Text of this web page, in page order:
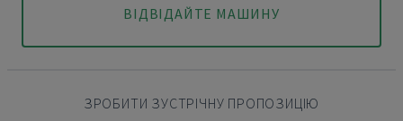
ВІДВІДАЙТЕ МАШИНУ
ЗРОБИТИ ЗУСТРІЧНУ ПРОПОЗИЦІЮ